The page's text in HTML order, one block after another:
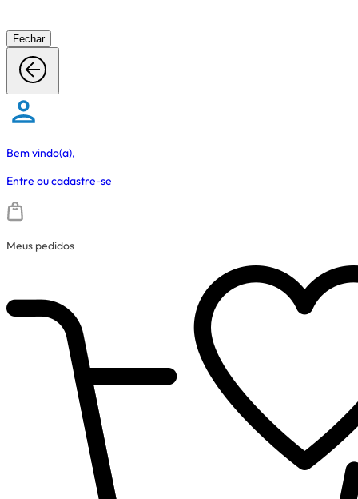
Fechar
Bem vindo(a),
Entre oucadastre-se
Meus pedidos